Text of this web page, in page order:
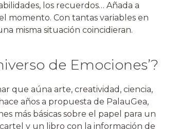
los recuerdos… Añada a
momento. Con tantas variables en
misma situación coincidieran.
de Emociones’?
que aúna arte, creatividad, ciencia,
años a propuesta de PalauGea,
más básicas sobre el papel para un
y un libro con la información de